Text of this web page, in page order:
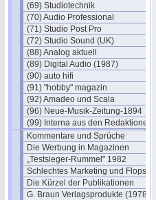
(69) Studiotechnik
(70) Audio Professional
(71) Studio Post Pro
(72) Studio Sound (UK)
(88) Analog aktuell
(89) Digital Audio (1987)
(90) auto hifi
(91) "hobby" magazin
(92) Amadeo und Scala
(96) Neue-Musik-Zeitung-1894
(99) Interna aus den Redaktionen
Kommentare und Sprüche
Die Werbung in Magazinen
„Testsieger-Rummel" 1982
Schlechtes Marketing und Flops
Die Kürzel der Publikationen
G. Braun Verlagsprodukte (1978)